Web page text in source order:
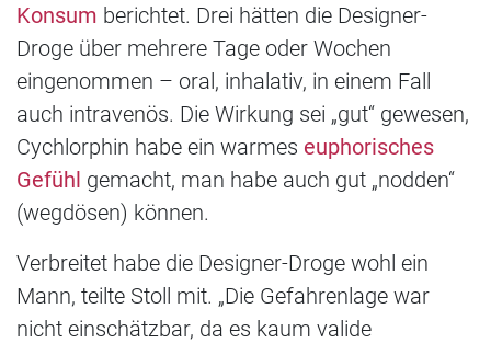
Konsum berichtet. Drei hätten die Designer-
Droge über mehrere Tage oder Wochen
eingenommen – oral, inhalativ, in einem Fall
auch intravenös. Die Wirkung sei „gut“ gewesen,
Cychlorphin habe ein warmes euphorisches
Gefühl gemacht, man habe auch gut „nodden“
(wegdösen) können.
Verbreitet habe die Designer-Droge wohl ein
Mann, teilte Stoll mit. „Die Gefahrenlage war
nicht einschätzbar, da es kaum valide